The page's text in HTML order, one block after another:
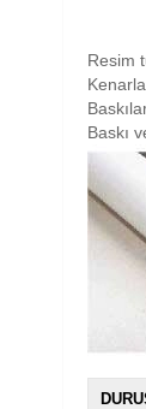
Resim
Baskı